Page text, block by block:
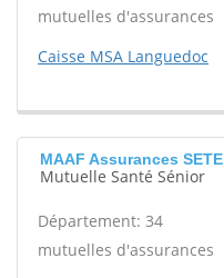
mutuelles d'assurances
Caisse MSA Languedoc
MAAF Assurances SETE
Mutuelle Santé Sénior
Département: 34
mutuelles d'assurances